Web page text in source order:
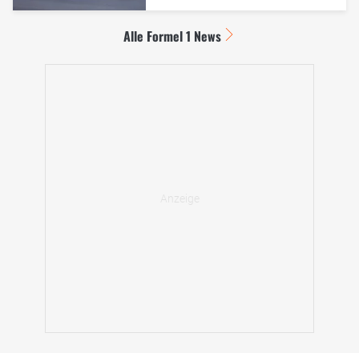
Alle Formel 1 News